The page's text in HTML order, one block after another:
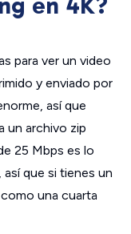
para ver un video
y enviado por
así que
un archivo zip
25 Mbps es lo
que si tienes un
una cuarta